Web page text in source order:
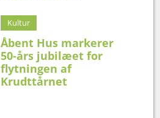
Kultur
Åbent Hus markerer
50-års jubilæet for
flytningen af
Krudttårnet